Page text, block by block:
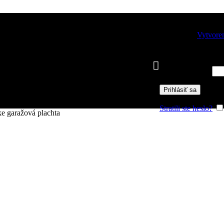
Prihlásiť sa
Stratili ste heslo?
garažová plachta